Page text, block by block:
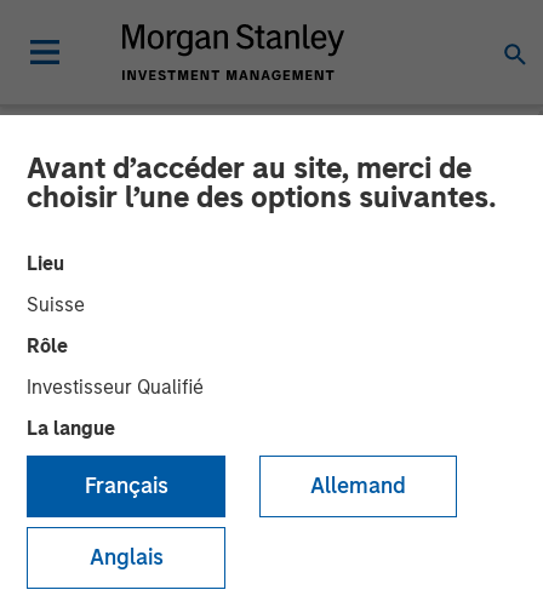
Avant d’accéder au site, merci de
choisir l’une des options suivantes.
Lieu
Suisse
Rôle
Investisseur Qualifié
La langue
Français Allemand
Anglais
NEWSROOM
Head of Morgan Stanley
Private Equity Solutions:
Neha Champaneria Markle
on The Wall Street Skinny
11 AVRIL 2026